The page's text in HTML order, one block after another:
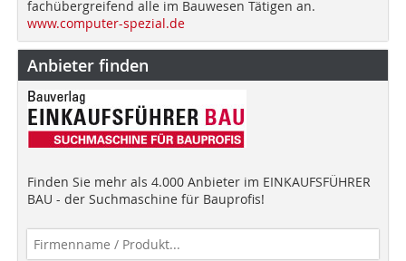
fachübergreifend alle im Bauwesen Tätigen an.
www.computer-spezial.de
Anbieter finden
Finden Sie mehr als 4.000 Anbieter im EINKAUFSFÜHRER
BAU - der Suchmaschine für Bauprofis!